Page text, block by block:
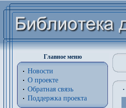
Главное меню
Новости
О проекте
Обратная связь
Поддержка проекта
·